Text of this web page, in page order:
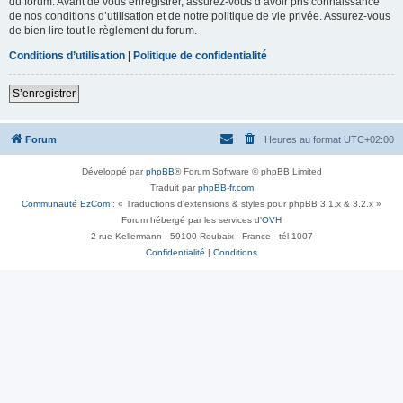
de nos conditions d’utilisation et de notre politique de vie privée. Assurez-vous
de bien lire tout le règlement du forum.
Conditions d’utilisation | Politique de confidentialité
S’enregistrer
Forum Heures au format UTC+02:00
Développé parphpBB® Forum Software © phpBB Limited
Traduit parphpBB-fr.com
Communauté EzCom : « Traductions d'extensions & styles pour phpBB 3.1.x & 3.2.x »
Forum hébergé par les services d’OVH
2 rue Kellermann - 59100 Roubaix - France - tél 1007
Confidentialité | Conditions